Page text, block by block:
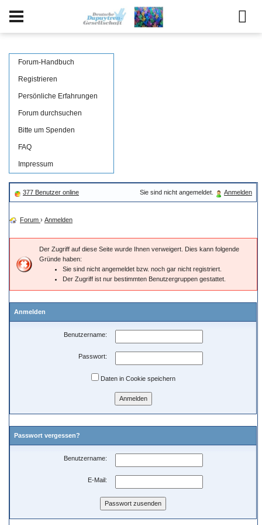
Forum-Handbuch
Registrieren
Persönliche Erfahrungen
Forum durchsuchen
Bitte um Spenden
FAQ
Impressum
377 Benutzer online Sie sind nicht angemeldet. Anmelden
Forum › Anmelden
Der Zugriff auf diese Seite wurde Ihnen verweigert. Dies kann folgende
Gründe haben:
Sie sind nicht angemeldet bzw. noch gar nicht registriert.
Der Zugriff ist nur bestimmten Benutzergruppen gestattet.
Anmelden
Benutzername:
Passwort:
Daten in Cookie speichern
Passwort vergessen?
Benutzername:
E-Mail: